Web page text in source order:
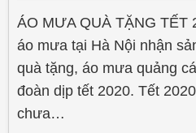
ÁO MƯA QUÀ TẶNG TẾT
áo mưa tại Hà Nội nhận
quà tặng, áo mưa quảng
đoàn dịp tết 2020. Tết
chưa…